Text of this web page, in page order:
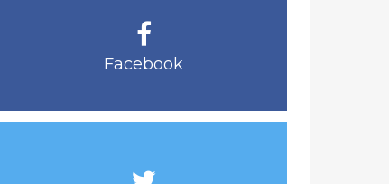
Facebook